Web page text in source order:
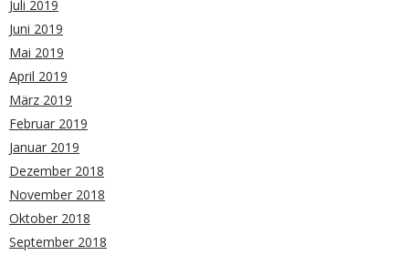
Juli 2019
Juni 2019
Mai 2019
April 2019
März 2019
Februar 2019
Januar 2019
Dezember 2018
November 2018
Oktober 2018
September 2018